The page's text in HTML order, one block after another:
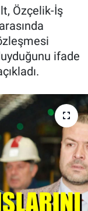
Özçelik-İş
ifade